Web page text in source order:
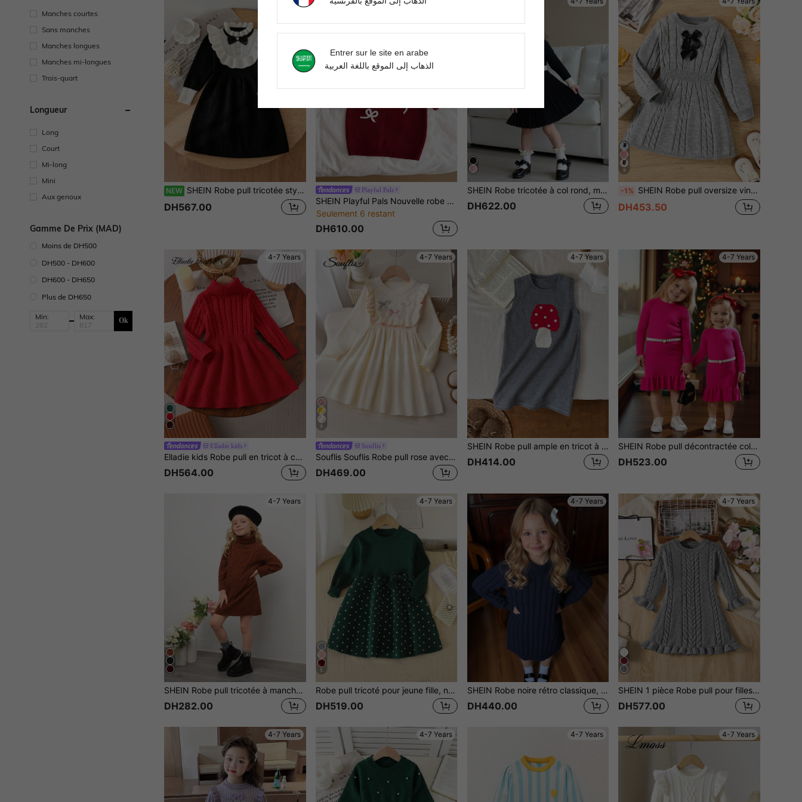
Manches courtes
Sans manches
Manches longues
Manches mi-longues
Trois-quart
Longueur
Long
Court
Mi-long
Mini
Aux genoux
Gamme De Prix (MAD)
Moins de DH500
DH500 - DH600
DH600 - DH650
Plus de DH650
Min: Max: Ok
NEW SHEIN Robe pull tricotée style français avec volants mignons pour filles, mode automne/hiver
DH567.00
Playful Pals
SHEIN Playful Pals Nouvelle robe pull tricotée polyvalente et mignonne avec nœud pour jeune fille
Seulement 6 restant
DH610.00
SHEIN Robe tricotée à col rond, manches longues et ourlet plissé pour jeune fille en couleurs contrastées
DH622.00
9
-1% SHEIN Robe pull oversize vintage en tricot torsadé à col rond et taille marquée avec nœud papillon, manches longues. Convient pour une utilisation décontractée en extérieur.
DH453.50
4-7 Years
Elladie kids
Elladie kids Robe pull en tricot à col montant et coupe évasée pour jeune fille à Noël
DH564.00
4-7 Years
8
Souflis
Souflis Souflis Robe pull rose avec nœud pour jeune fille, robe tricotée mignonne à col rond à volants et manches longues
DH469.00
4-7 Years
SHEIN Robe pull ample en tricot à motif champignon sans manches, style décontracté pour tous les jours et les trajets, automne/hiver
DH414.00
4-7 Years
SHEIN Robe pull décontractée col rond couleur unie pour jeune fille
DH523.00
4-7 Years
SHEIN Robe pull tricotée à manches raglan pour jeune fille, style mignon et vintage, retour à l'école des années 80, manches longues chaudes pour Noël, tenue décontractée d'automne pour l'école
DH282.00
4-7 Years
5
Robe pull tricoté pour jeune fille, nouveau produit pour l'automne/l'hiver. blocs de couleurs gris et blanc, style mignon et dynamique, tissu gris doux et confortable, conception tricotée chaude. Convient pour les saisons froides, améliore la qualité globale avec une finition raffinée. Tissu de haute qualité, doux et confortable, bonne chaleur, convient pour la maison, les voyages, les jeux, les affaires, les festivals et les fêtes.
DH519.00
4-7 Years
SHEIN Robe noire rétro classique, avec une coupe et des éléments de design vintage, mettant en valeur une esthétique élégante
DH440.00
4-7 Years
SHEIN 1 pièce Robe pull pour filles, style doux, tricot torsadé classique, col rond, volants sur les manches et l'ourlet, taille cintrée, robe en tricot blanche élégante, convient pour les sorties, la maison et les tenues décontractées, printemps/automne
DH577.00
4-7 Years 4-7 Years 4-7 Years 4-7 Years
Entrer sur le site en arabe
الذهاب إلى الموقع باللغة العربية